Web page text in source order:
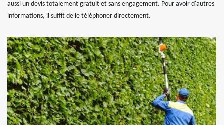
aussi un devis totalement gratuit et sans engagement. Pour avoir d'autres
informations, il suffit de le téléphoner directement.